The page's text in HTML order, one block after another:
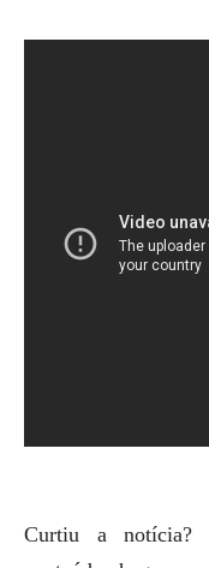
Curtiu a notícia?